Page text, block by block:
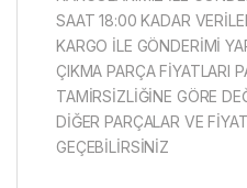
SAAT 18:00 KADAR
KARGO İLE GÖNDERİMİ
ÇIKMA PARÇA FİYATLARI
TAMİRSİZLİĞİNE GÖRE
DİĞER PARÇALAR VE
GEÇEBİLİRSİNİZ